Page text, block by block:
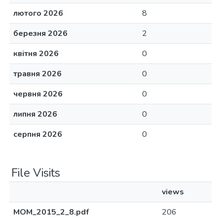
лютого 2026
8
березня 2026
2
квітня 2026
0
травня 2026
0
червня 2026
0
липня 2026
0
серпня 2026
0
File Visits
views
MOM_2015_2_8.pdf
206